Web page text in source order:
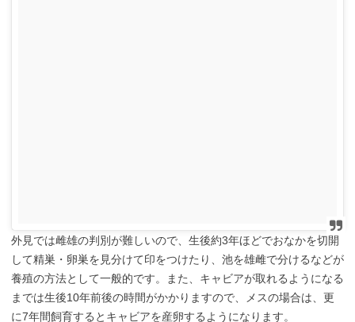
外見では雌雄の判別が難しいので、生後約3年ほどでおなかを切開
して精巣・卵巣を見分けて印をつけたり、池を雄雌で分けるなどが
養殖の方法として一般的です。また、キャビアが取れるようになる
までは生後10年前後の時間がかかりますので、メスの場合は、更
に7年間飼育するとキャビアを産卵するようになります。